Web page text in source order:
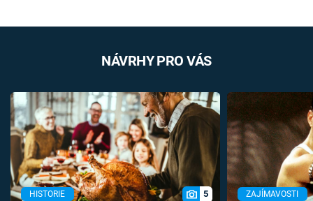
NÁVRHY PRO VÁS
HISTORIE 5 ZAJÍMAVOSTI